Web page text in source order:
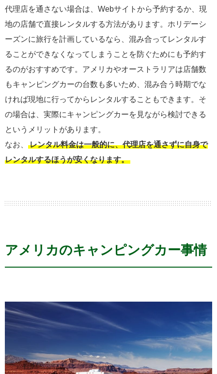
代理店を通さない場合は、Webサイトから予約するか、現
地の店舗で直接レンタルする方法があります。ホリデーシ
ーズンに旅行を計画しているなら、混み合ってレンタルす
ることができなくなってしまうことを防ぐためにも予約す
るのがおすすめです。アメリカやオーストラリアは店舗数
もキャンピングカーの台数も多いため、混み合う時期でな
ければ現地に行ってからレンタルすることもできます。そ
の場合は、実際にキャンピングカーを見ながら検討できる
というメリットがあります。
なお、
レンタル料金は一般的に、代理店を通さずに自身で
レンタルするほうが安くなります。
アメリカのキャンピングカー事情